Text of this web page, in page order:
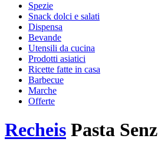
Spezie
Snack dolci e salati
Dispensa
Bevande
Utensili da cucina
Prodotti asiatici
Ricette fatte in casa
Barbecue
Marche
Offerte
Recheis Pasta